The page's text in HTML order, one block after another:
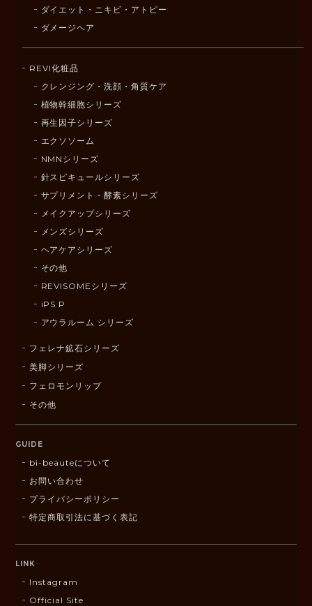
ダイエット・ニキビ・アトピー
ダメージヘア
REVI化粧品
クレンジング・洗顔・角質ケア
植物幹細胞シリーズ
再生因子シリーズ
エクソソーム
NMNシリーズ
針スピキュールシリーズ
サプリメント・酵素シリーズ
メイクアップシリーズ
メンズシリーズ
ヘアケアシリーズ
その他
REVISOMEシリーズ
iPS P
アウラルーム シリーズ
フェレナ鉱石シリーズ
美脚シリーズ
フェロモンリップ
その他
GUIDE
bi-beauteについて
お問い合わせ
プライバシーポリシー
特定商取引法に基づく表記
LINK
Instagram
Official Site